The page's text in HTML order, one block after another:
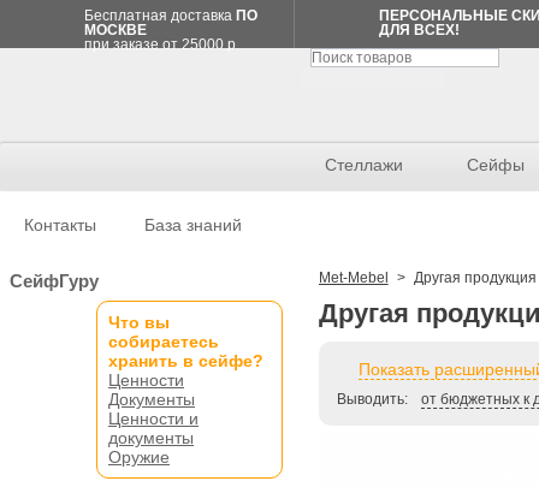
Бесплатная доставка ПО
МОСКВЕ
при заказе от 25000 р.
ПЕРСОНАЛЬНЫЕ
ДЛЯ ВСЕХ!
Стеллажи Сейфы
Контакты База знаний
СейфГуру
Что вы
собираетесь
хранить в сейфе?
Ценности
Документы
Ценности и
документы
Оружие
Met-Mebel > Другая продукция
Другая
Показать
Выводить: от бюджетных к
Спецпредложение
Стеллаж
PRO
300x131x60/8
полок
62